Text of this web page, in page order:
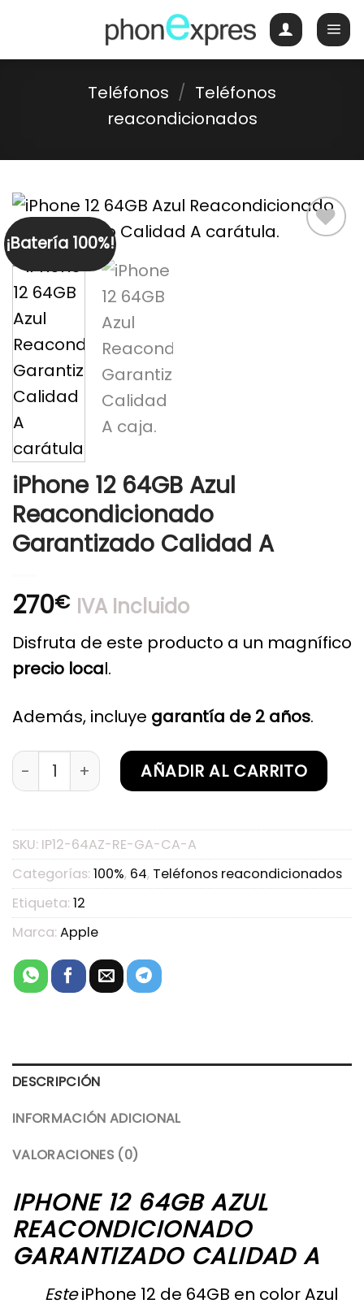
content
Teléfonos / Teléfonos
reacondicionados
¡Batería 100%!
iPhone 12 64GB Azul
Reacondicionado
Garantizado Calidad A
270€ IVA Incluido
Disfruta de este producto a un magnífico
precio local.
Además, incluye garantía de 2 años.
iPhone 12 64GB Azul Reacondicionado
AÑADIR AL CARRITO
SKU: IP12-64AZ-RE-GA-CA-A
Categorías: 100%, 64, Teléfonos reacondicionados
Etiqueta: 12
Marca: Apple
DESCRIPCIÓN
INFORMACIÓN ADICIONAL
VALORACIONES (0)
IPHONE 12 64GB AZUL
REACONDICIONADO
GARANTIZADO CALIDAD A
EsteiPhone 12 de 64GB en color Azul